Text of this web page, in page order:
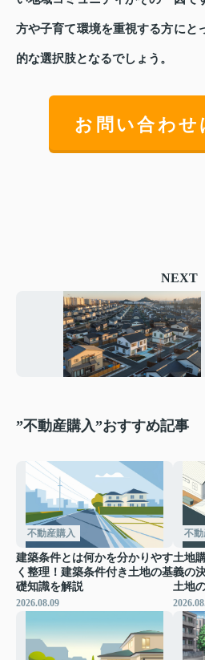
方や子育て環境を重視する方にと
的な選択肢となるでしょう。
お問い合わせ
NEXT
”不動産購入”おすすめ記事
不動産購入
建築条件とは何かを分かりやす
く整理！建築条件付き土地の基
礎知識を解説
2026.08.09
不動
土地
義の
土地